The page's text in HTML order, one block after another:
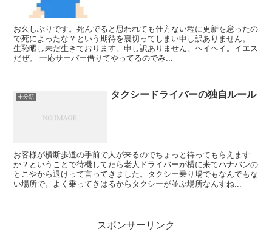
お久しぶりです。死んでると思われても仕方ない程に更新を怠ったの
で死によったな？という期待を裏切ってしまい申し訳ありません。
生恥晒し未だ生きております。申し訳ありません。ヘイヘイ。イエス
だぜ。 一応サーバー借りてやってるのでみ...
未分類 タクシードライバーの独自ルール
お客様が横断歩道の手前で人が来るのでちょっと待ってもらえます
か？ということで待機してたら老人ドライバーが横に来てハナバンの
とこやから退けって言ってきました。タクシー乗り場でもなんでもな
い場所で。よく乗ってきはるからタクシーが並ぶ場所なんすね...
スポンサーリンク